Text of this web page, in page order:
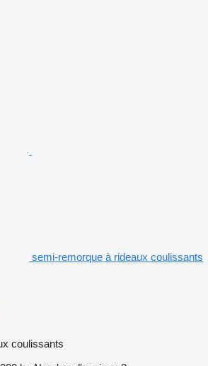
semi-remorque à rideaux coulissants
coulissants